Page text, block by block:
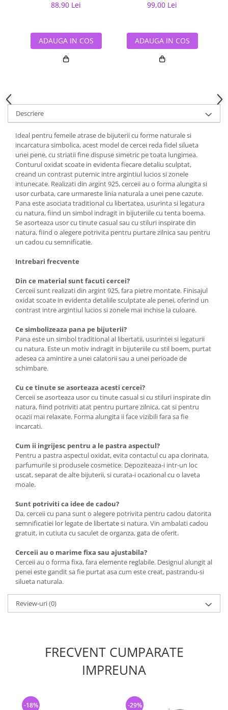
88,90 Lei
ADAUGA IN COS
99,00 Lei
ADAUGA IN COS
Descriere
Ideal pentru femeile atrase de bijuterii cu forme naturale si
incarcatura simbolica, acest model de cercei reda fidel silueta
unei pene, cu striatii fine dispuse simetric pe toata lungimea.
Conturul oxidat scoate in evidenta fiecare detaliu sculptat,
creand un contrast puternic intre argintiul lucios si zonele
intunecate. Realizati din argint 925, cerceii au o forma alungita si
usor curbata, care urmareste linia naturala a unei pene cazute.
Pana este asociata traditional cu libertatea, usurinta si legatura
cu natura, fiind un simbol indragit in bijuteriile cu tenta boema.
Se asorteaza usor cu tinute casual sau cu stiluri inspirate din
natura, fiind o alegere potrivita pentru purtare zilnica sau pentru
un cadou cu semnificatie.
Intrebari frecvente
Din ce material sunt facuti cercei?
Cerceii sunt realizati din argint 925, fara pietre montate. Finisajul
oxidat scoate in evidenta detaliile sculptate ale penei, oferind un
contrast intre argintiul lucios si zonele mai inchise la culoare.
Ce simbolizeaza pana pe bijuterii?
Pana este un simbol traditional al libertatii, usurintei si legaturii
cu natura. Este un motiv indragit in bijuteriile cu stil boem, purtat
adesea ca amintire a unei calatorii sau a unei perioade de
schimbare.
Cu ce tinute se asorteaza acesti cercei?
Cerceii se asorteaza usor cu tinute casual si cu stiluri inspirate din
natura, fiind potriviti atat pentru purtare zilnica, cat si pentru
ocazii mai relaxate. Forma alungita ii face vizibili fara sa fie
incarcati.
Cum ii ingrijesc pentru a le pastra aspectul?
Pentru a pastra aspectul oxidat, evita contactul cu apa clorinata,
parfumurile si produsele cosmetice. Depoziteaza-i intr-un loc
uscat, separat de alte bijuterii, si curata-i ocazional cu o laveta
moale.
Sunt potriviti ca idee de cadou?
Da, cerceii cu pana sunt o alegere potrivita pentru cadou datorita
semnificatiei lor legate de libertate si natura. Vin ambalati cadou
gratuit, in cutiuta cu saculet de organza, gata de oferit.
Cerceii au o marime fixa sau ajustabila?
Cerceii au o forma fixa, fara elemente reglabile. Designul alungit al
penei este gandit sa fie purtat asa cum este creat, pastrandu-si
silueta naturala.
Review-uri(0)
FRECVENT CUMPARATE
IMPREUNA
-18% -29%